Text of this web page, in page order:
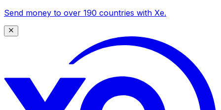
Send money to over 190 countries with Xe.